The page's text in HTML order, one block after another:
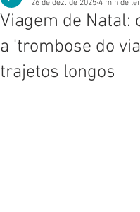
Viagem de Natal:
a 'trombose do
trajetos longos
26 de dez. de 2025 4 min de